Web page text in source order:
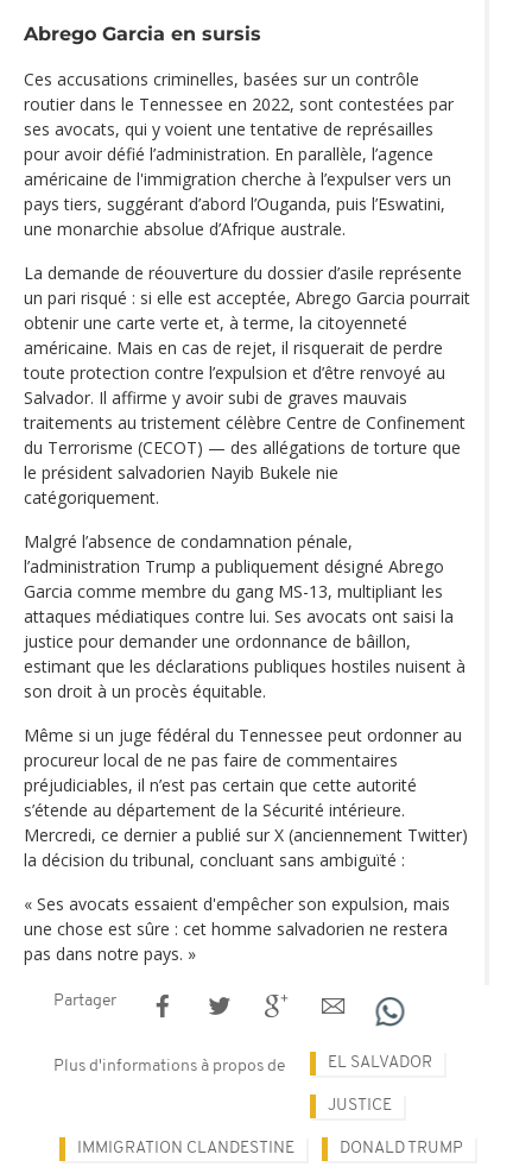
Abrego Garcia en sursis
Ces accusations criminelles, basées sur un contrôle
routier dans le Tennessee en 2022, sont contestées par
ses avocats, qui y voient une tentative de représailles
pour avoir défié l’administration. En parallèle, l’agence
américaine de l'immigration cherche à l’expulser vers un
pays tiers, suggérant d’abord l’Ouganda, puis l’Eswatini,
une monarchie absolue d’Afrique australe.
La demande de réouverture du dossier d’asile représente
un pari risqué : si elle est acceptée, Abrego Garcia pourrait
obtenir une carte verte et, à terme, la citoyenneté
américaine. Mais en cas de rejet, il risquerait de perdre
toute protection contre l’expulsion et d’être renvoyé au
Salvador. Il affirme y avoir subi de graves mauvais
traitements au tristement célèbre Centre de Confinement
du Terrorisme (CECOT) — des allégations de torture que
le président salvadorien Nayib Bukele nie
catégoriquement.
Malgré l’absence de condamnation pénale,
l’administration Trump a publiquement désigné Abrego
Garcia comme membre du gang MS-13, multipliant les
attaques médiatiques contre lui. Ses avocats ont saisi la
justice pour demander une ordonnance de bâillon,
estimant que les déclarations publiques hostiles nuisent à
son droit à un procès équitable.
Même si un juge fédéral du Tennessee peut ordonner au
procureur local de ne pas faire de commentaires
préjudiciables, il n’est pas certain que cette autorité
s’étende au département de la Sécurité intérieure.
Mercredi, ce dernier a publié sur X (anciennement Twitter)
la décision du tribunal, concluant sans ambiguïté :
« Ses avocats essaient d'empêcher son expulsion, mais
une chose est sûre : cet homme salvadorien ne restera
pas dans notre pays. »
Partager
Plus d'informations à propos de EL SALVADOR
JUSTICE
IMMIGRATION CLANDESTINE DONALD TRUMP